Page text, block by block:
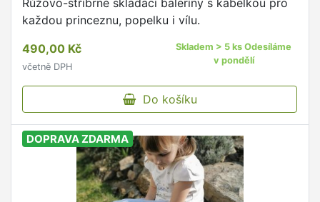
Růžovo-stříbrné skládací baleríny s kabelkou pro
každou princeznu, popelku i vílu.
490,00 Kč
včetně DPH
Skladem > 5 ks Odesíláme
v pondělí
Do košíku
DOPRAVA ZDARMA